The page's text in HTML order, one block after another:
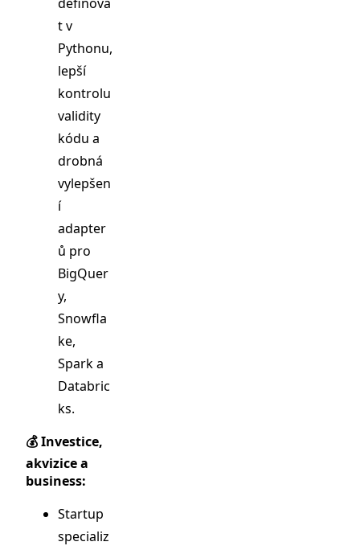
t v
Pythonu,
lepší
kontrolu
validity
kódu a
drobná
vylepšen
í
adapter
ů pro
BigQuer
y,
Snowfla
ke,
Spark a
Databric
ks.
💰 Investice,
akvizice a
business:
Startup
specializ